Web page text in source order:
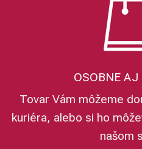
OSOBNE AJ
Tovar Vám môžeme
kuriéra, alebo si ho
našom